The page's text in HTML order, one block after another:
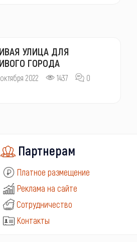
УЛИЦА ДЛЯ
ГОРОДА
2022 1437 0
Партнерам
Платное размещение
Реклама на сайте
Сотрудничество
Контакты